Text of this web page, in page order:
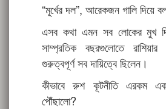
“মূর্খের দল”, আরেকজন গালি দিয়ে
এসব কথা এমন সব লোকের মুখ
সাম্প্রতিক বছরগুলোতে রাশিয়ার
গুরুত্বপূর্ণ সব দায়িত্বে ছিলেন।
কীভাবে রুশ কূটনীতি এরকম
পৌঁছালো?